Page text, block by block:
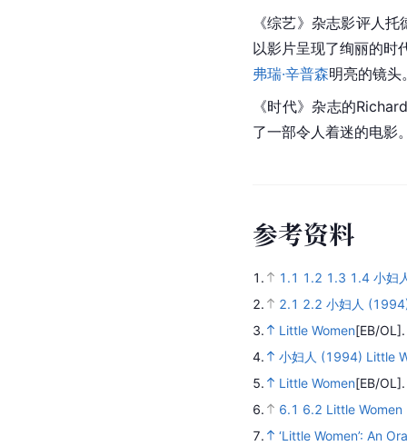
《综艺》杂志影评人
以影片呈现了绚丽的时
弗瑞·辛普森明亮的镜头
《时代》杂志的
了一部令人着迷的电影
参考资料
1. 1.1 1.2 1.3 1.4 小妇
2.
2.1 2.2 小妇人
3.
Little Women[EB/
4.
小妇人 (1994) Little
5.
Little Women[EB/
6.
6.1 6.2 Little
7.
‘Little Women’: An